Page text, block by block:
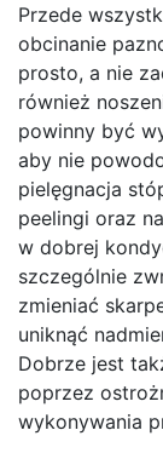
Przede
obcinanie
prosto, a nie
również
powinny być
aby nie
pielęgnacja
peelingi oraz
w dobrej
szczególnie
zmieniać
uniknąć
Dobrze jest
poprzez
wykonywania